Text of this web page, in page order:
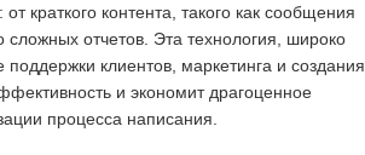
краткого контента, такого как сообщения
сложных отчетов. Эта технология, широко
клиентов, маркетинга и создания
и экономит драгоценное
процесса написания.